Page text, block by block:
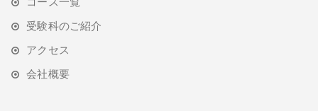
受験科のご紹介
アクセス
会社概要